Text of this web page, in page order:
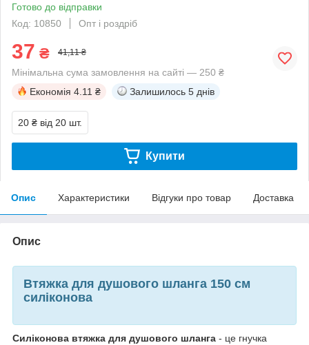
Готово до відправки
Код: 10850
Опт і роздріб
37 ₴ 41,11 ₴
Мінімальна сума замовлення на сайті — 250 ₴
Економія 4.11 ₴ Залишилось 5 днів
20 ₴ від 20 шт.
Купити
Опис Характеристики Відгуки про товар Доставка
Опис
Втяжка для душового шланга 150 см
силіконова
Силіконова втяжка для душового шланга - це гнучка